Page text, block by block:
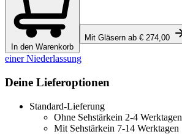
In den Warenkorb
Mit Gläsern ab € 274,00
einer Niederlassung
Deine Lieferoptionen
Standard-Lieferung
Ohne Sehstärkein 2-4 Werktagen
Mit Sehstärkein 7-14 Werktagen